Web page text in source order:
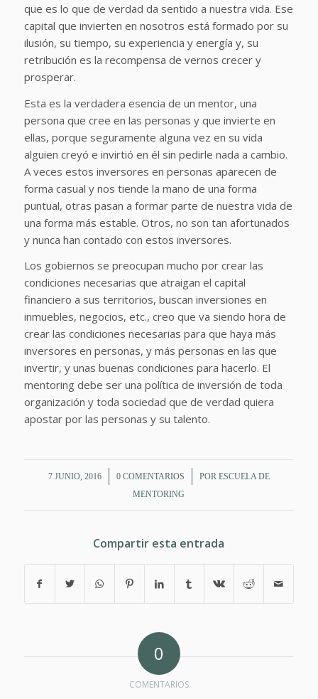
que es lo que de verdad da sentido a nuestra vida. Ese
capital que invierten en nosotros está formado por su
ilusión, su tiempo, su experiencia y energía y, su
retribución es la recompensa de vernos crecer y
prosperar.
Esta es la verdadera esencia de un mentor, una
persona que cree en las personas y que invierte en
ellas, porque seguramente alguna vez en su vida
alguien creyó e invirtió en él sin pedirle nada a cambio.
A veces estos inversores en personas aparecen de
forma casual y nos tiende la mano de una forma
puntual, otras pasan a formar parte de nuestra vida de
una forma más estable. Otros, no son tan afortunados
y nunca han contado con estos inversores.
Los gobiernos se preocupan mucho por crear las
condiciones necesarias que atraigan el capital
financiero a sus territorios, buscan inversiones en
inmuebles, negocios, etc., creo que va siendo hora de
crear las condiciones necesarias para que haya más
inversores en personas, y más personas en las que
invertir, y unas buenas condiciones para hacerlo. El
mentoring debe ser una política de inversión de toda
organización y toda sociedad que de verdad quiera
apostar por las personas y su talento.
7 JUNIO, 2016
/ 0 COMENTARIOS
/ POR ESCUELA DE
MENTORING
Compartir esta entrada
0
COMENTARIOS